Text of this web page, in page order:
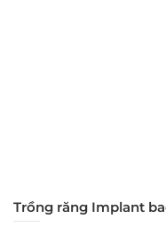
Trồng răng Implant